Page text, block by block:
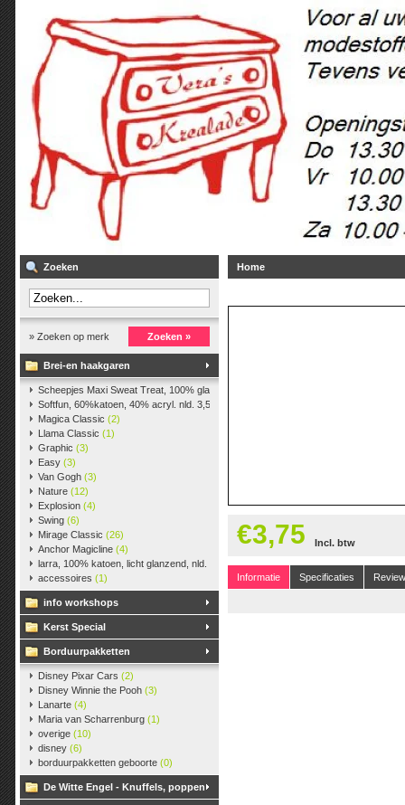
Zoeken
» Zoeken op merk Zoeken »
Brei-en haakgaren
Scheepjes Maxi Sweat Treat, 100% glanskatoen,25 gr.
Softfun, 60%katoen, 40% acryl. nld. 3,5-4. ca. 140m, 50 gr.
Magica Classic (2)
Llama Classic (1)
Graphic (3)
Easy (3)
Van Gogh (3)
Nature (12)
Explosion (4)
Swing (6)
Mirage Classic (26)
Anchor Magicline (4)
larra, 100% katoen, licht glanzend, nld. 2,5-3, ca. 125m, 50 gr.(38)
accessoires (1)
info workshops
Kerst Special
Borduurpakketten
Disney Pixar Cars (2)
Disney Winnie the Pooh (3)
Lanarte (4)
Maria van Scharrenburg (1)
overige (10)
disney (6)
borduurpakketten geboorte (0)
De Witte Engel - Knuffels, poppen
Home
€3,75 Incl. btw
Informatie Specificaties